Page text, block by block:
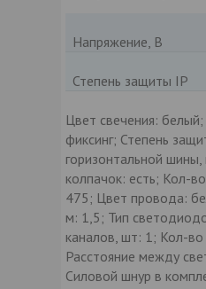
Напряжение, В
Степень защиты IP
Цвет свечения: белый;
фиксинг; Степень
горизонтальной
колпачок: есть; Кол-
475; Цвет провода:
м: 1,5; Тип
каналов, шт: 1; Кол-
Расстояние между
Силовой шнур в